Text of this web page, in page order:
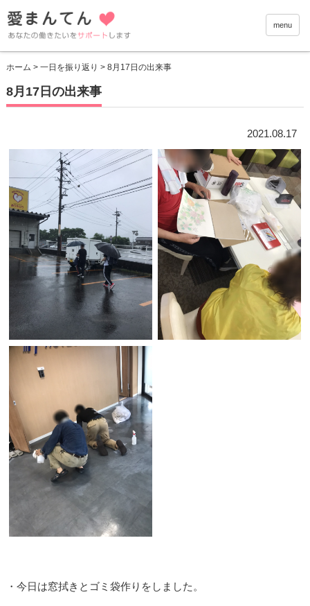
愛まん
menu
ホーム > 一日を振り返り > 8月17日の出来事
8月17日の出来事
2021.08.17
・今日は窓拭きとゴミ袋作りをしました。